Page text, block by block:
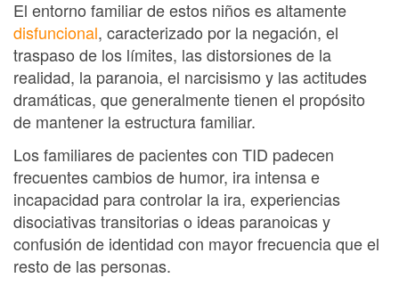
El entorno familiar de estos niños es altamente
disfuncional, caracterizado por la negación, el
traspaso de los límites, las distorsiones de la
realidad, la paranoia, el narcisismo y las actitudes
dramáticas, que generalmente tienen el propósito
de mantener la estructura familiar.
Los familiares de pacientes con TID padecen
frecuentes cambios de humor, ira intensa e
incapacidad para controlar la ira, experiencias
disociativas transitorias o ideas paranoicas y
confusión de identidad con mayor frecuencia que el
resto de las personas.